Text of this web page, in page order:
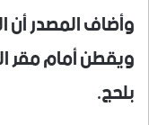
ويقطن أمام مقر
بلحج.